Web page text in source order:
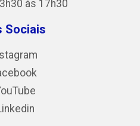
às 17h30
Sociais